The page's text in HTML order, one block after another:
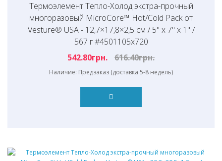
Термоэлемент Тепло-Холод экстра-прочный
многоразовый MicroCore™ Hot/Cold Pack от
Vesture® USA - 12,7×17,8×2,5 см / 5" x 7" x 1" /
567 г #4501105x720
542.80грн.
616.40грн.
Наличие: Предзаказ (доставка 5-8 недель)